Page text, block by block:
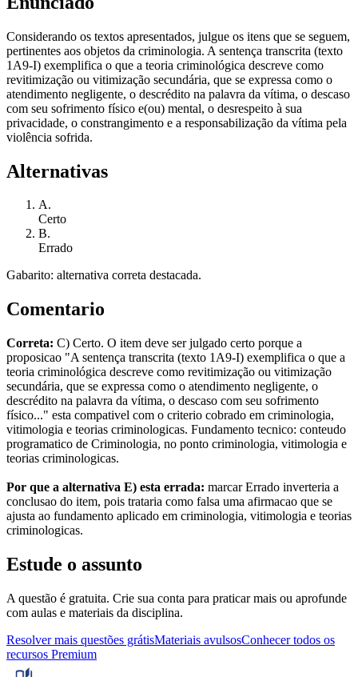
Considerando os textos apresentados, julgue os itens que se seguem,
pertinentes aos objetos da criminologia. A sentença transcrita (texto
1A9-I) exemplifica o que a teoria criminológica descreve como
revitimização ou vitimização secundária, que se expressa como o
atendimento negligente, o descrédito na palavra da vítima, o descaso
com seu sofrimento físico e(ou) mental, o desrespeito à sua
privacidade, o constrangimento e a responsabilização da vítima pela
violência sofrida.
Alternativas
A.
Certo
B.
Errado
Gabarito: alternativa correta destacada.
Comentario
Correta: C) Certo. O item deve ser julgado certo porque a
proposicao "A sentença transcrita (texto 1A9-I) exemplifica o que a
teoria criminológica descreve como revitimização ou vitimização
secundária, que se expressa como o atendimento negligente, o
descrédito na palavra da vítima, o descaso com seu sofrimento
físico..." esta compativel com o criterio cobrado em criminologia,
vitimologia e teorias criminologicas. Fundamento tecnico: conteudo
programatico de Criminologia, no ponto criminologia, vitimologia e
teorias criminologicas.
Por que a alternativa E) esta errada: marcar Errado inverteria a
conclusao do item, pois trataria como falsa uma afirmacao que se
ajusta ao fundamento aplicado em criminologia, vitimologia e teorias
criminologicas.
Estude o assunto
A questão é gratuita. Crie sua conta para praticar mais ou aprofunde
com aulas e materiais da disciplina.
Resolver mais questões grátisMateriais avulsosConhecer todos os
recursos Premium